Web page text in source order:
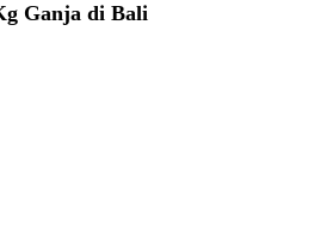
Ganja di Bali